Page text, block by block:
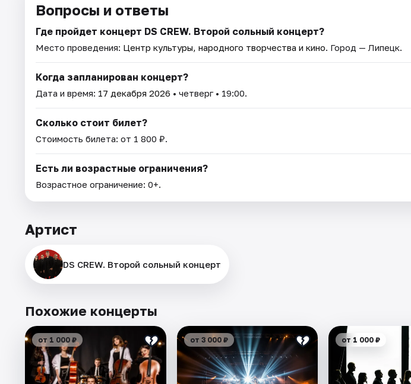
Вопросы и ответы
Где пройдет концерт DS CREW. Второй сольный концерт?
Место проведения: Центр культуры, народного творчества и кино. Город — Липецк.
Когда запланирован концерт?
Дата и время: 17 декабря 2026 • четверг • 19:00.
Сколько стоит билет?
Стоимость билета: от 1 800 ₽.
Есть ли возрастные ограничения?
Возрастное ограничение: 0+.
Артист
DS CREW. Второй сольный концерт
Похожие концерты
от 1 000 ₽ от 3 000 ₽ от 1 000 ₽